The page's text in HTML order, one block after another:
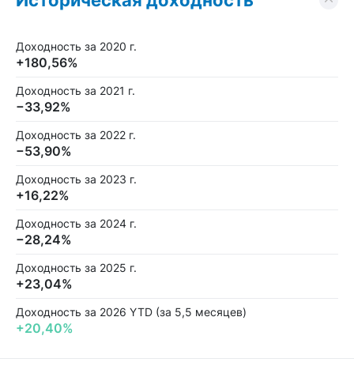
Доходность за 2020 г.
+180,56%
Доходность за 2021 г.
−33,92%
Доходность за 2022 г.
−53,90%
Доходность за 2023 г.
+16,22%
Доходность за 2024 г.
−28,24%
Доходность за 2025 г.
+23,04%
Доходность за 2026 YTD (за 5,5 месяцев)
+20,40%